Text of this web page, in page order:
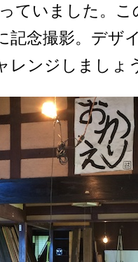
ていました。こ
記念撮影。デザ
レンジしましょ